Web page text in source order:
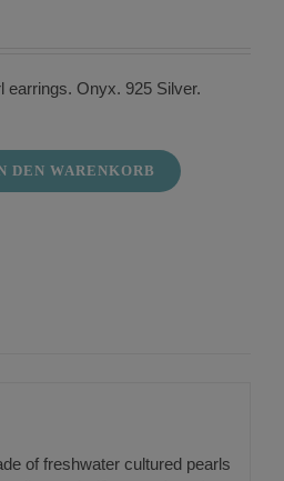
earrings. Onyx. 925 Silver.
DEN WARENKORB
of freshwater cultured pearls